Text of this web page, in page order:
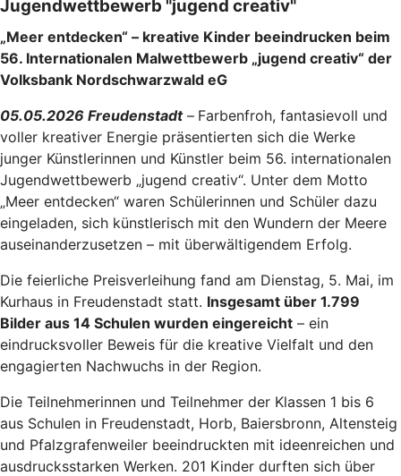
Jugendwettbewerb "jugend creativ"
„Meer entdecken“ – kreative Kinder beeindrucken beim
56. Internationalen Malwettbewerb „jugend creativ“ der
Volksbank Nordschwarzwald eG
05.05.2026 Freudenstadt– Farbenfroh, fantasievoll und
voller kreativer Energie präsentierten sich die Werke
junger Künstlerinnen und Künstler beim 56. internationalen
Jugendwettbewerb „jugend creativ“. Unter dem Motto
„Meer entdecken“ waren Schülerinnen und Schüler dazu
eingeladen, sich künstlerisch mit den Wundern der Meere
auseinanderzusetzen – mit überwältigendem Erfolg.
Die feierliche Preisverleihung fand am Dienstag, 5. Mai, im
Kurhaus in Freudenstadt statt. Insgesamt über 1.799
Bilder aus 14 Schulen wurden eingereicht – ein
eindrucksvoller Beweis für die kreative Vielfalt und den
engagierten Nachwuchs in der Region.
Die Teilnehmerinnen und Teilnehmer der Klassen 1 bis 6
aus Schulen in Freudenstadt, Horb, Baiersbronn, Altensteig
und Pfalzgrafenweiler beeindruckten mit ideenreichen und
ausdrucksstarken Werken. 201 Kinder durften sich über